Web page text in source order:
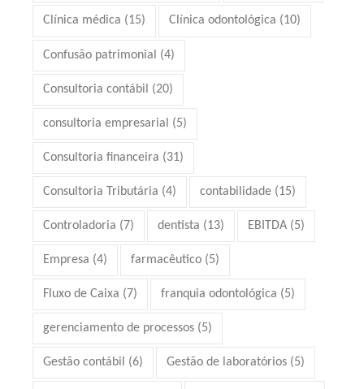
Clínica médica (15) Clínica odontológica (10)
Confusão patrimonial (4)
Consultoria contábil (20)
consultoria empresarial (5)
Consultoria financeira (31)
Consultoria Tributária (4) contabilidade (15)
Controladoria (7) dentista (13) EBITDA (5)
Empresa (4) farmacêutico (5)
Fluxo de Caixa (7) franquia odontológica (5)
gerenciamento de processos (5)
Gestão contábil (6) Gestão de laboratórios (5)